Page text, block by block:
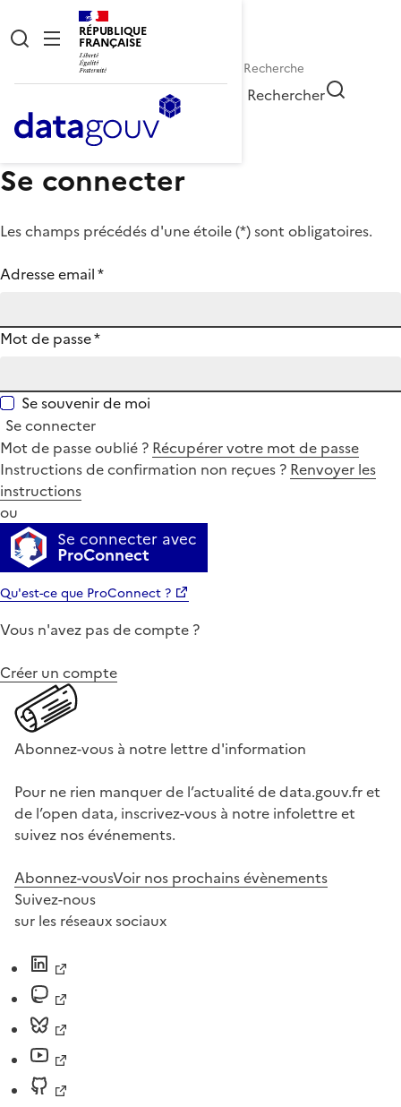
RÉPUBLIQUE
FRANÇAISE
Rechercher
Se connecter
Les champs précédés d'une étoile (*) sont obligatoires.
Adresse email*
Mot de passe*
Se souvenir de moi
Se connecter
Mot de passe oublié ? Récupérer votre mot de passe
Instructions de confirmation non reçues ? Renvoyer les
instructions
ou
Se connecter avec
ProConnect
Qu'est-ce que ProConnect ?
Vous n'avez pas de compte ?
Créer un compte
Abonnez-vous à notre lettre d'information
Pour ne rien manquer de l’actualité de data.gouv.fr et
de l’open data, inscrivez-vous à notre infolettre et
suivez nos événements.
Abonnez-vousVoir nos prochains évènements
Suivez-nous
sur les réseaux sociaux